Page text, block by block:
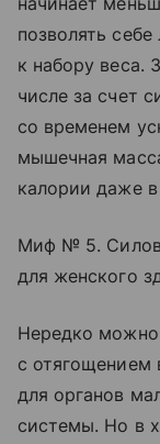
позволять
к набору веса.
числе за счет
со временем
мышечная
калории даже
Миф № 5.
для женского
Нередко можно
с отягощением
для органов
системы. Но в